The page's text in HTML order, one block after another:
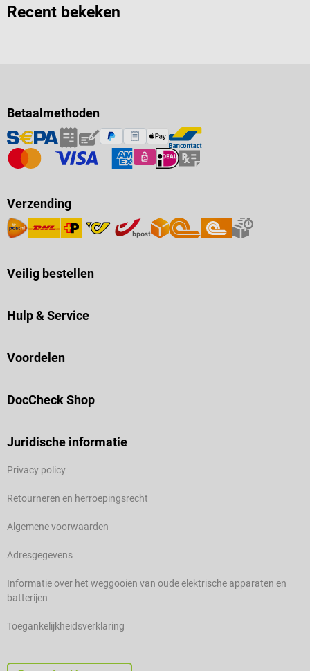
Recent bekeken
Betaalmethoden
Verzending
Veilig bestellen
Hulp & Service
Voordelen
DocCheck Shop
Juridische informatie
Privacy policy
Retourneren en herroepingsrecht
Algemene voorwaarden
Adresgegevens
Informatie over het weggooien van oude elektrische apparaten en
batterijen
Toegankelijkheidsverklaring